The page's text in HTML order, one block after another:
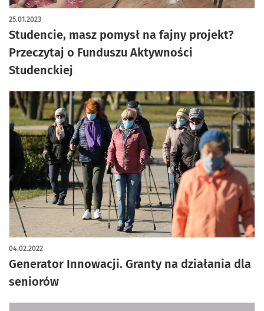
Studencie, masz pomysł na fajny projekt?
Przeczytaj o Funduszu Aktywności
Studenckiej
25.01.2023
Generator Innowacji. Granty na działania dla
seniorów
04.02.2022